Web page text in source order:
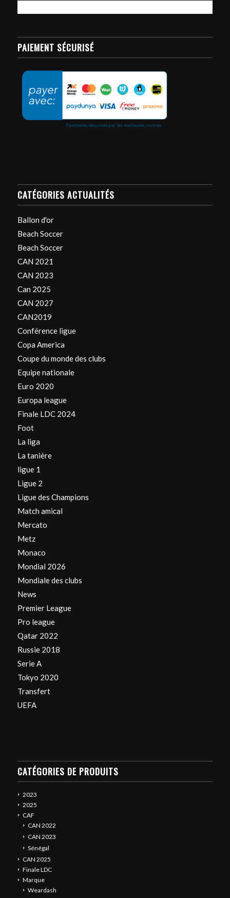
PAIEMENT SÉCURISÉ
CATÉGORIES ACTUALITÉS
Ballon d'or
Beach Soccer
Beach Soccer
CAN 2021
CAN 2023
Can 2025
CAN 2027
CAN2019
Conférence ligue
Copa America
Coupe du monde des clubs
Equipe nationale
Euro 2020
Europa league
Finale LDC 2024
Foot
La liga
La tanière
ligue 1
Ligue 2
Ligue des Champions
Match amical
Mercato
Metz
Monaco
Mondial 2026
Mondiale des clubs
News
Premier League
Pro league
Qatar 2022
Russie 2018
Serie A
Tokyo 2020
Transfert
UEFA
CATÉGORIES DE PRODUITS
2023
2025
CAF
CAN 2022
CAN 2023
Sénégal
CAN 2025
Finale LDC
Marque
Weardash